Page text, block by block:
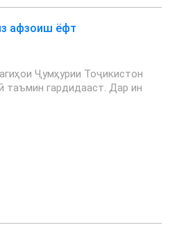
афзоиш ёфт
Ҷумҳурии Тоҷикистон
таъмин гардидааст. Дар ин